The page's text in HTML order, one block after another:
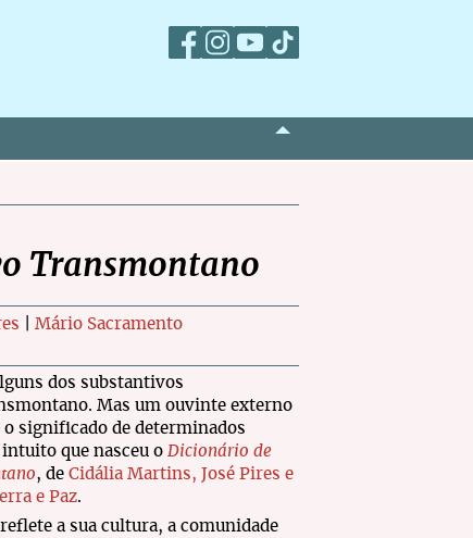
Transmontano
Mário Sacramento
dos substantivos
Mas um ouvinte externo
significado de determinados
que nasceu o Dicionário de
, de Cidália Martins, José Pires e
e Paz.
a sua cultura, a comunidade